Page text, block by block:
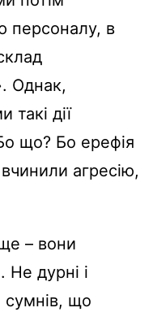
персоналу, в
Однак,
такі дії
що? Бо ерефія
агресію,
– вони
Не дурні і
сумнів, що